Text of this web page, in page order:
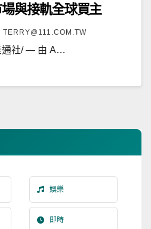
與接軌全球買主
TERRY@111.COM.TW
通社/ — 由 A…
娛樂
即時